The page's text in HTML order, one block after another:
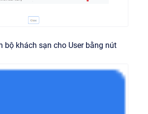
bộ khách sạn cho User bằng nút